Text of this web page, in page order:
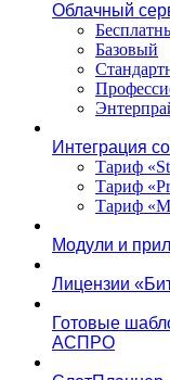
Облачный
Базовый
Интеграция
Тариф
Тариф
Тариф
Модули и
Лицензии
Готовые
АСПРО